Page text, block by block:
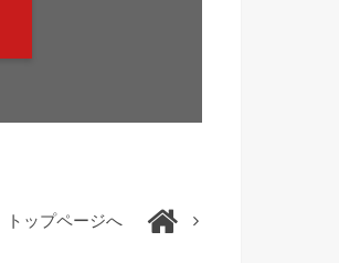
トップページへ